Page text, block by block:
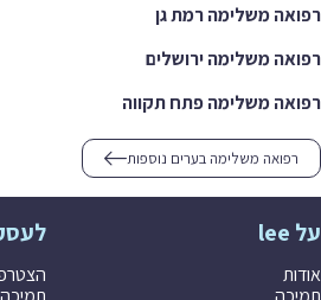
רפואה משלימה רמת גן
רפואה משלימה ירושלים
רפואה משלימה פתח תקווה
רפואה משלימה בערים נוספות
על lee
אודות